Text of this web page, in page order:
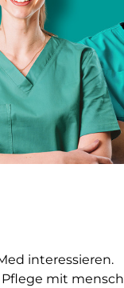
interessieren.
Pflege mit